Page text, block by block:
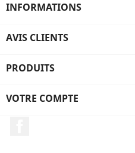
INFORMATIONS
AVIS CLIENTS
PRODUITS
VOTRE COMPTE